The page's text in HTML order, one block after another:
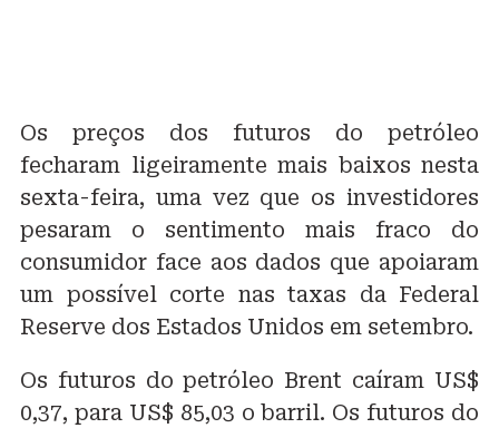
Os preços dos futuros do petróleo
fecharam ligeiramente mais baixos nesta
sexta-feira, uma vez que os investidores
pesaram o sentimento mais fraco do
consumidor face aos dados que apoiaram
um possível corte nas taxas da Federal
Reserve dos Estados Unidos em setembro.
Os futuros do petróleo Brent caíram US$
0,37, para US$ 85,03 o barril. Os futuros do